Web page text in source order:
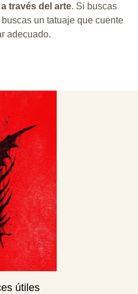
través del arte. Si buscas
un tatuaje que cuente
adecuado.
útiles